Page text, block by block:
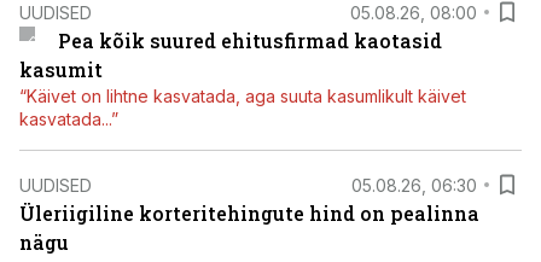
UUDISED 05.08.26, 08:00
Pea kõik suured ehitusfirmad kaotasid
kasumit
“Käivet on lihtne kasvatada, aga suuta kasumlikult käivet
kasvatada...”
UUDISED 05.08.26, 06:30
Üleriigiline korteritehingute hind on pealinna
nägu